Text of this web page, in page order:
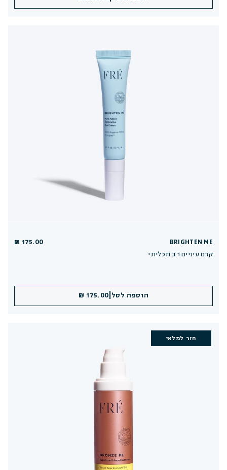
BRIGHTEN ME
קרם עיניים רב תכליתי
175.00 ₪
הוספה לסל 175.00 ₪
חזר למלאי